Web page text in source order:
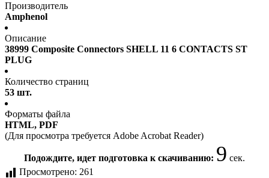
Производитель
Amphenol
Описание
38999 Composite Connectors SHELL 11 6 CONTACTS ST
PLUG
Количество страниц
53 шт.
Форматы файла
HTML, PDF
(Для просмотра требуется Adobe Acrobat Reader)
Подождите, идет подготовка к скачиванию: 9 сек.
Просмотрено: 261